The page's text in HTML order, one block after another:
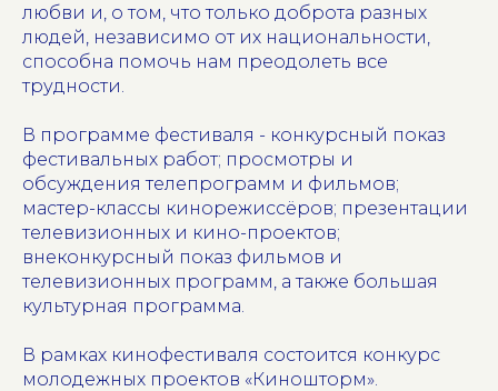
любви и, о том, что только доброта разных
людей, независимо от их национальности,
способна помочь нам преодолеть все
трудности.
В программе фестиваля - конкурсный показ
фестивальных работ; просмотры и
обсуждения телепрограмм и фильмов;
мастер-классы кинорежиссёров; презентации
телевизионных и кино-проектов;
внеконкурсный показ фильмов и
телевизионных программ, а также большая
культурная программа.
В рамках кинофестиваля состоится конкурс
молодежных проектов «Киношторм».